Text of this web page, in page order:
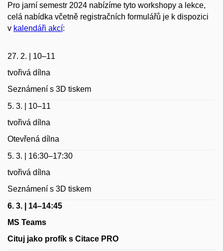
Pro jarní semestr 2024 nabízíme tyto workshopy a lekce,
celá nabídka včetně registračních formulářů je k dispozici
v kalendáři akcí:
27. 2. | 10–11
tvořivá dílna
Seznámení s 3D tiskem
5. 3. | 10–11
tvořivá dílna
Otevřená dílna
5. 3. | 16:30–17:30
tvořivá dílna
Seznámení s 3D tiskem
6. 3. | 14–14:45
MS Teams
Cituj jako profík s Citace PRO